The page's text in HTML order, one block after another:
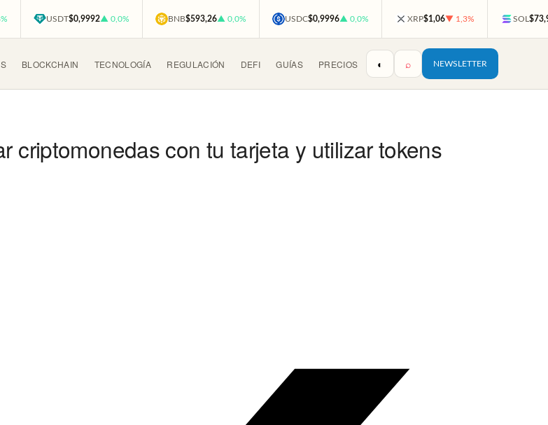
USDT$0,9992▲ 0,0% BNB$593,26▲ 0,0% USDC$0,9996▲ 0,0% XRP$1,06▼ 1,3% SOL
BLOCKCHAIN TECNOLOGÍA REGULACIÓN DEFI GUÍAS PRECIOS ◐ ⌕ NEWSLETTER
criptomonedas con tu tarjeta y utilizar tokens